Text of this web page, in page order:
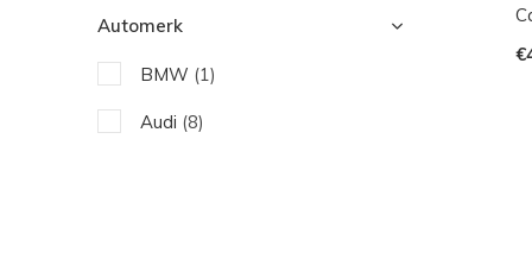
Automerk
BMW (1)
Audi (8)